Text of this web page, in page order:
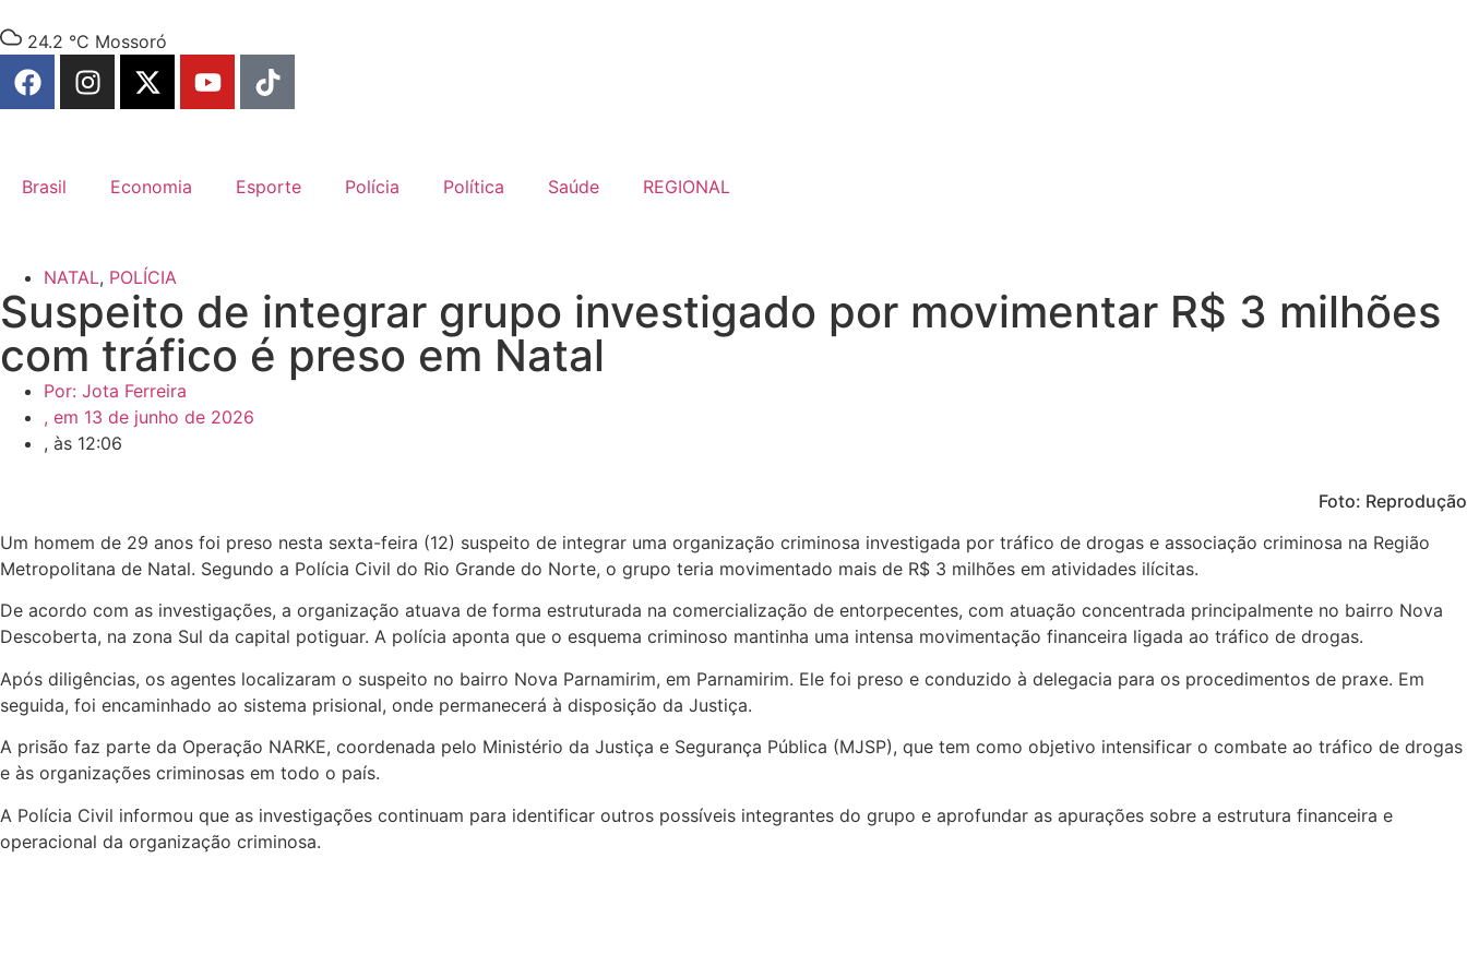
24.2 °C Mossoró
Brasil Economia Esporte Polícia Política Saúde REGIONAL
NATAL, POLÍCIA
Suspeito de integrar grupo investigado por movimentar R$ 3 milhões
com tráfico é preso em Natal
Por: Jota Ferreira
, em 13 de junho de 2026
, às 12:06
Foto: Reprodução
Um homem de 29 anos foi preso nesta sexta-feira (12) suspeito de integrar uma organização criminosa investigada por tráfico de drogas e associação criminosa na Região
Metropolitana de Natal. Segundo a Polícia Civil do Rio Grande do Norte, o grupo teria movimentado mais de R$ 3 milhões em atividades ilícitas.
De acordo com as investigações, a organização atuava de forma estruturada na comercialização de entorpecentes, com atuação concentrada principalmente no bairro Nova
Descoberta, na zona Sul da capital potiguar. A polícia aponta que o esquema criminoso mantinha uma intensa movimentação financeira ligada ao tráfico de drogas.
Após diligências, os agentes localizaram o suspeito no bairro Nova Parnamirim, em Parnamirim. Ele foi preso e conduzido à delegacia para os procedimentos de praxe. Em
seguida, foi encaminhado ao sistema prisional, onde permanecerá à disposição da Justiça.
A prisão faz parte da Operação NARKE, coordenada pelo Ministério da Justiça e Segurança Pública (MJSP), que tem como objetivo intensificar o combate ao tráfico de drogas
e às organizações criminosas em todo o país.
A Polícia Civil informou que as investigações continuam para identificar outros possíveis integrantes do grupo e aprofundar as apurações sobre a estrutura financeira e
operacional da organização criminosa.